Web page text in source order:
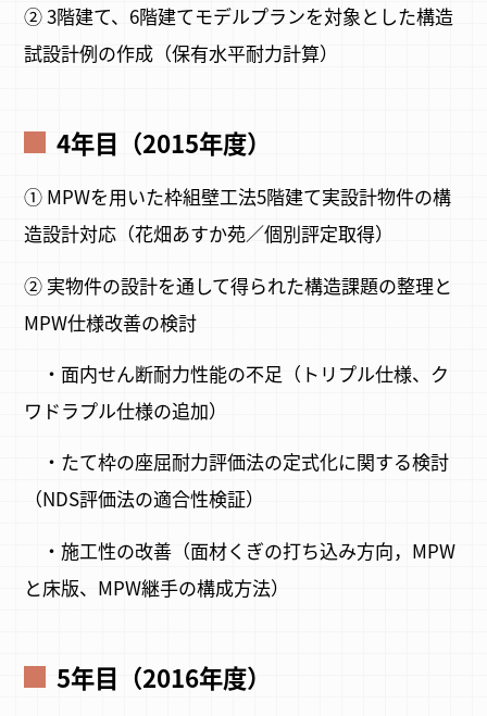
② 3階建て、6階建てモデルプランを対象とした構造
試設計例の作成（保有水平耐力計算）
4年目（2015年度）
① MPWを用いた枠組壁工法5階建て実設計物件の構
造設計対応（花畑あすか苑／個別評定取得）
② 実物件の設計を通して得られた構造課題の整理と
MPW仕様改善の検討
・面内せん断耐力性能の不足（トリプル仕様、ク
ワドラプル仕様の追加）
・たて枠の座屈耐力評価法の定式化に関する検討
（NDS評価法の適合性検証）
・施工性の改善（面材くぎの打ち込み方向，MPW
と床版、MPW継手の構成方法）
5年目（2016年度）